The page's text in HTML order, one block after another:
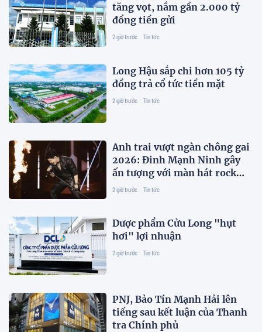
tăng vọt, nắm gần 2.000 tỷ
đồng tiền gửi
2 giờ trước Tin tức
Long Hậu sắp chi hơn 105 tỷ
đồng trả cổ tức tiền mặt
2 giờ trước Tin tức
Anh trai vượt ngàn chông gai
2026: Đinh Mạnh Ninh gây
ấn tượng với màn hát rock
"cứu" đồng đội
2 giờ trước Tin tức
Dược phẩm Cửu Long "hụt
hơi" lợi nhuận
2 giờ trước Tin tức
PNJ, Bảo Tín Mạnh Hải lên
tiếng sau kết luận của Thanh
tra Chính phủ